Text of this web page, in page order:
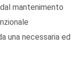
mantenimento
una necessaria ed